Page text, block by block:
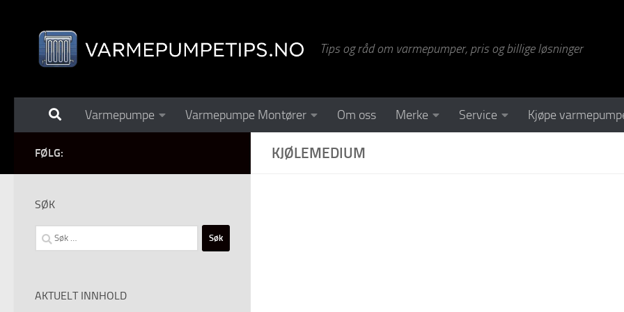
Tips og råd om varmepumper, pris og billige løsninger
Varmepumpe Varmepumpe Montører Om oss Merke Service Kjøpe
KJØLEMEDIUM
FØLG:
SØK
Søk
etter:
AKTUELT INNHOLD